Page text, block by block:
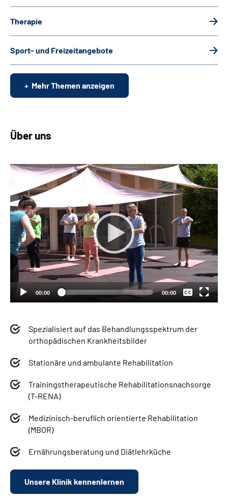
Therapie
Sport- und Freizeitangebote
Mehr Themen anzeigen
Über uns
Spezialisiert auf das Behandlungsspektrum der
orthopädischen Krankheitsbilder
Stationäre und ambulante Rehabilitation
Trainingstherapeutische Rehabilitationsnachsorge
(T-RENA)
Medizinisch-beruflich orientierte Rehabilitation
(MBOR)
Ernährungsberatung und Diätlehrküche
Unsere Klinik kennenlernen
00:00 00:00
Keine
Deutsch